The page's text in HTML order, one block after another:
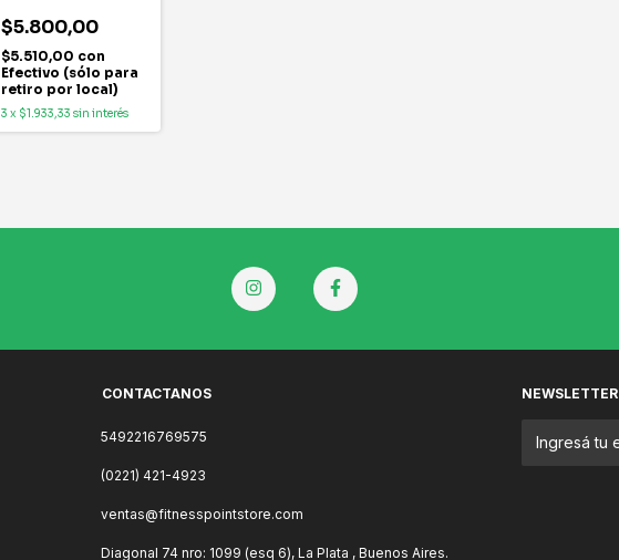
$5.800,00
$5.510,00 con
Efectivo (sólo para
retiro por local)
3 x $1.933,33 sin interés
CONTACTANOS
5492216769575
(0221) 421-4923
ventas@fitnesspointstore.com
Diagonal 74 nro: 1099 (esq 6), La Plata , Buenos Aires.
NEWSLETTER